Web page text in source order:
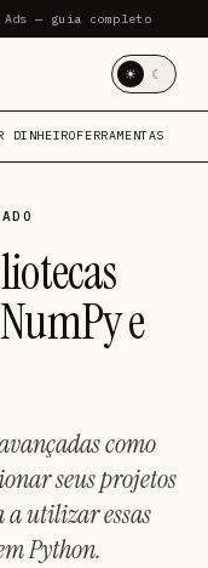
Ads — guia completo
☀ ☾
DINHEIROFERRAMENTAS
e
como
seus projetos
a utilizar essas
Python.